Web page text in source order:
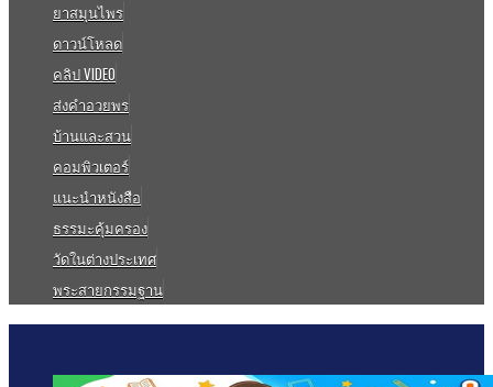
ยาสมุนไพร
ดาวน์โหลด
คลิป VIDEO
ส่งคำอวยพร
บ้านและสวน
คอมพิวเตอร์
แนะนำหนังสือ
ธรรมะคุ้มครอง
วัดในต่างประเทศ
พระสายกรรมฐาน